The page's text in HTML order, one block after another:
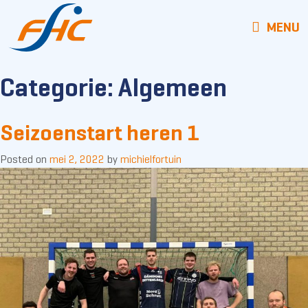
MENU
Categorie:Algemeen
Seizoenstart heren 1
Posted on mei 2, 2022 by michielfortuin